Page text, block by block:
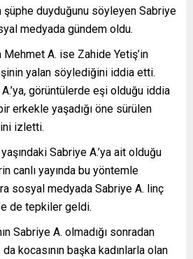
şüphe duyduğunu söyleyen Sabriye
medyada gündem oldu.
Mehmet A. ise Zahide Yetiş’in
yalan söylediğini iddia etti.
görüntülerde eşi olduğu iddia
erkekle yaşadığı öne sürülen
izletti.
Sabriye A.’ya ait olduğu
canlı yayında bu yöntemle
sosyal medyada Sabriye A. linç
de tepkiler geldi.
Sabriye A. olmadığı sonradan
kocasının başka kadınlarla olan